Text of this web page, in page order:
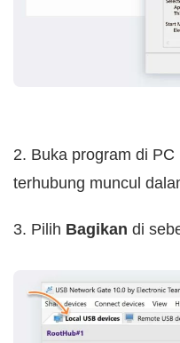
2. Buka program di
terhubung muncul
3. Pilih Bagikan di